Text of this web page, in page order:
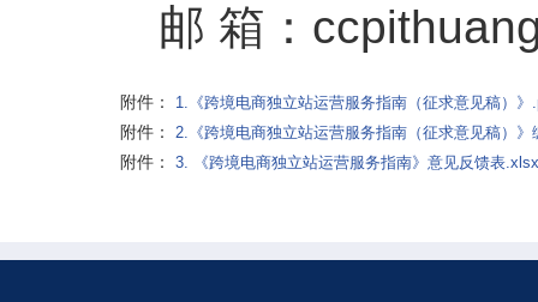
邮 箱：
附件： 1.《跨境电商独立站运营服务指南（征求意见稿）》
附件： 2.《跨境电商独立站运营服务指南（征求意见稿）》
附件： 3. 《跨境电商独立站运营服务指南》意见反馈表.xlsx